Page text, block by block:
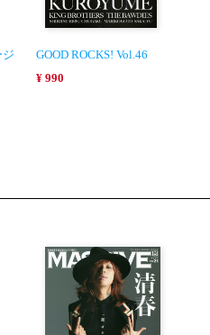
GOOD ROCKS! Vol.46
¥ 990